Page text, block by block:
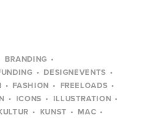
BRANDING
DESIGNEVENTS
FASHION
FREELOADS
ICONS
ILLUSTRATION
KUNST
MAC